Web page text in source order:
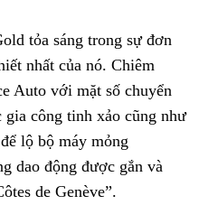
tỏa sáng trong sự đơn
nhất của nó. Chiêm
Auto với mặt số chuyển
gia công tinh xảo cũng như
lộ bộ máy mỏng
dao động được gắn và
de Genève”.